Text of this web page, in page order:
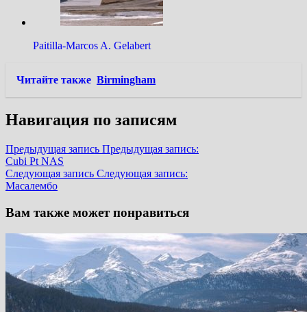
Paitilla-Marcos A. Gelabert
Читайте также Birmingham
Навигация по записям
Предыдущая запись Предыдущая запись:
Cubi Pt NAS
Следующая запись Следующая запись:
Масалембо
Вам также может понравиться